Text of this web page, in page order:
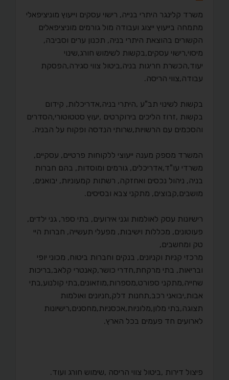
משרד קלינגר היתרי בנייה, רישוי עסקים וייעוץ מוניציפאלי
מתמחה בייעוץ ייצוג ועבודה מול גורמים מוניציפאלים
הקשורים בהוצאת היתרי בניה, תכנון ערים וסביבה,
מיסוי,רישוי עסקים,בקשות לשימוש חורג,שינוי
יעוד,הכשרת חריגות בניה,ביטול צווי סגירה,הפסקת
עבודה,צווי הריסה.
בקשות לשינוי תב"ע ,היתרי בניה,אדריכלות, קידום
בקשות ,זרוז הליכים בירוקרטים ,יעוץ סטטוטורי,הסדרים
והסכמים עם הרשויות,שרותי הנדסה ופקוח על הבניה.
המשרד מספק מענה ייעוצי ללקוחות פרטיים, עסקיים,
משרדי עו"ד,אדריכלים, גורמים ומוסדות, בהם חברות
בניה, ניהול נכסים ואחזקה, רשתות קמעוניות, יבואנים,
מושבים,קבוצים, מתקני צבא ובסיסים.
רישיונות עסק לאולמות וגני אירועים, בתי ספר, גני ילדים,
פעוטונים, מכללות וישיבות, מפעלי תעשייה, חברות היי
טק ומחשבים,
מרכזי קניות וקניונים, בנקים וחברות ביטוח, מכוני יופי
ובריאות, בתי מרקחת,חדרי כושר,קאנטרי קלאב,בריכות
שחייה,מתקני ספורט,מספרות,מוזאונים,בתי קולנוע,בתי
אבות,יבואני רכב,תחנות דלק,חניונים ואולמות
תצוגה,בתי מלון,מלוניות,אכסניות,מחסנים,רישיונות
לארועים חד פעמים בכל הארץ.
פיצול דירות ,ביטול צווי הריסה ,שימוש חורג ועוד.